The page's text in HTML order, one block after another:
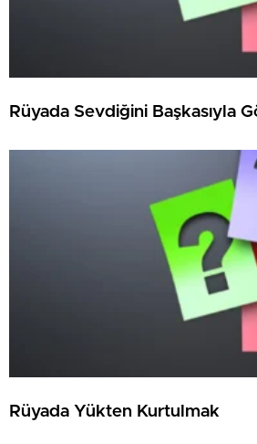
Rüyada Sevdiğini Başkasıyla
Rüyada Yükten Kurtulmak